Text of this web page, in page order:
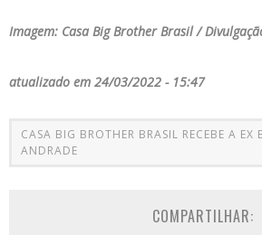
Imagem: Casa Big Brother Brasil /
atualizado em 24/03/2022 - 15:47
CASA BIG BROTHER BRASIL RECEBE A EX
ANDRADE
COMPARTILHAR: